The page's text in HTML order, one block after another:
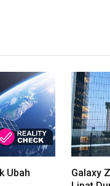
Ubah
Galaxy